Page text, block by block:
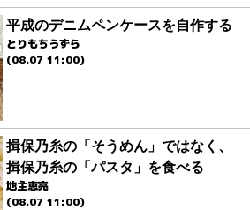
平成のデニムペンケースを自作する
とりもちうずら
(08.07 11:00)
揖保乃糸の「そうめん」ではなく、
揖保乃糸の「パスタ」を食べる
地主恵亮
(08.07 11:00)